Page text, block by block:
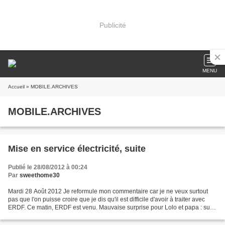
Publicité
MENU
Accueil » MOBILE.ARCHIVES
MOBILE.ARCHIVES
Mise en service électricité, suite
Publié le 28/08/2012 à 00:24
Par sweethome30
Mardi 28 Août 2012 Je reformule mon commentaire car je ne veux surtout
pas que l'on puisse croire que je dis qu'il est difficile d'avoir à traiter avec
ERDF. Ce matin, ERDF est venu. Mauvaise surprise pour Lolo et papa : sur